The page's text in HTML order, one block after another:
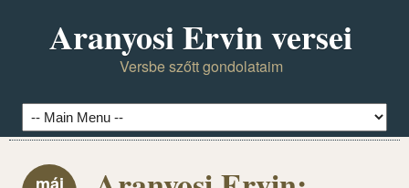
Aranyosi Ervin versei
Versbe szőtt gondolataim